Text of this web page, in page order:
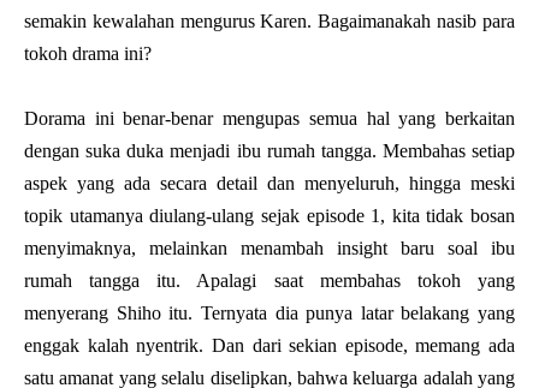
semakin kewalahan mengurus Karen. Bagaimanakah nasib para
tokoh drama ini?
Dorama ini benar-benar mengupas semua hal yang berkaitan
dengan suka duka menjadi ibu rumah tangga. Membahas setiap
aspek yang ada secara detail dan menyeluruh, hingga meski
topik utamanya diulang-ulang sejak episode 1, kita tidak bosan
menyimaknya, melainkan menambah insight baru soal ibu
rumah tangga itu. Apalagi saat membahas tokoh yang
menyerang Shiho itu. Ternyata dia punya latar belakang yang
enggak kalah nyentrik. Dan dari sekian episode, memang ada
satu amanat yang selalu diselipkan, bahwa keluarga adalah yang